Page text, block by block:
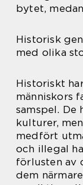
bytet,
Historisk
med olika
Historiskt
människors
samspel. De
kulturer,
medfört
och illegal
förlusten av
dem